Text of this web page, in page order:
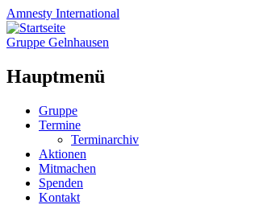
Amnesty International
Gruppe Gelnhausen
Hauptmenü
Zum
Inhalt
Gruppe
Termine
Terminarchiv
Aktionen
Mitmachen
Spenden
Kontakt